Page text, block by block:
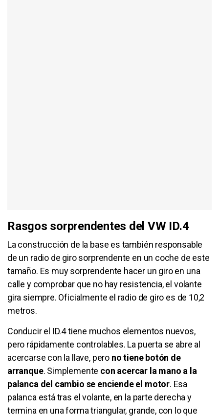
Rasgos sorprendentes del VW ID.4
La construcción de la base es también responsable
de un radio de giro sorprendente en un coche de este
tamaño. Es muy sorprendente hacer un giro en una
calle y comprobar que no hay resistencia, el volante
gira siempre. Oficialmente el radio de giro es de 10,2
metros.
Conducir el ID.4 tiene muchos elementos nuevos,
pero rápidamente controlables. La puerta se abre al
acercarse con la llave, perono tiene botón de
arranque. Simplemente con acercar la mano a la
palanca del cambio se enciende el motor. Esa
palanca está tras el volante, en la parte derecha y
termina en una forma triangular, grande, con lo que